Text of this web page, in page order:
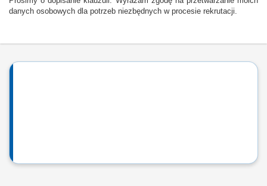
danych osobowych dla potrzeb niezbędnych w procesie rekrutacji.